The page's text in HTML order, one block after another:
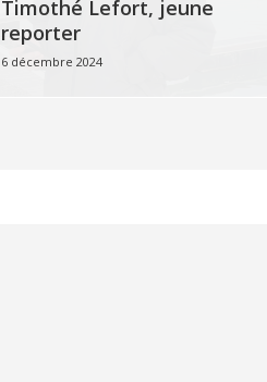
Timothé Lefort, jeune
reporter
6 décembre 2024